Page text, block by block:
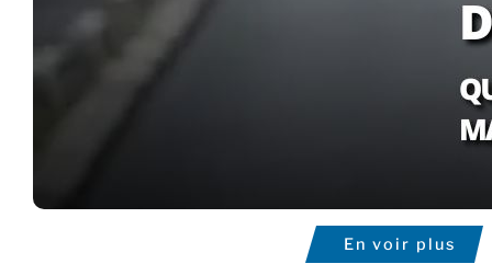
En voir plus